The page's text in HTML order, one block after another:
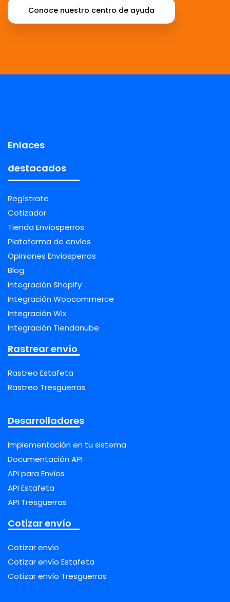
Conoce nuestro centro de ayuda
Enlaces
destacados
Regístrate
Cotizador
Tienda Envíosperros
Plataforma de envíos
Opiniones Envíosperros
Blog
Integración Shopify
Integración Woocommerce
Integración Wix
Integración Tiendanube
Rastrear envío
Rastreo Estafeta
Rastreo Tresguerras
Desarrolladores
Implementación en tu sistema
Documentación API
API para Envíos
API Estafeta
API Tresguerras
Cotizar envío
Cotizar envío
Cotizar envío Estafeta
Cotizar envío Tresguerras